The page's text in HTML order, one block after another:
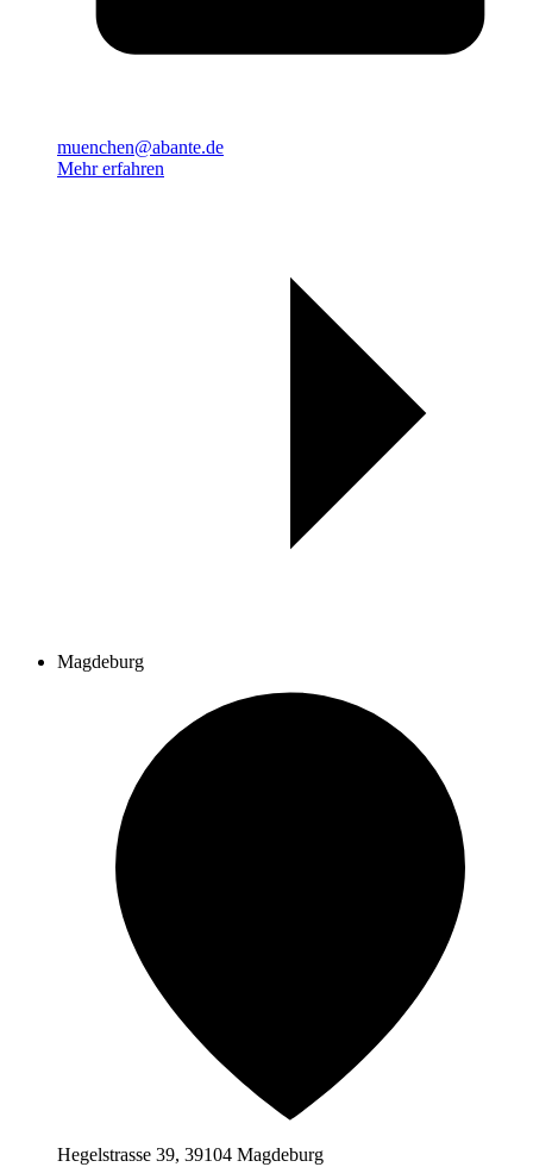
muenchen@abante.de
Mehr erfahren
Magdeburg
Hegelstrasse 39, 39104 Magdeburg